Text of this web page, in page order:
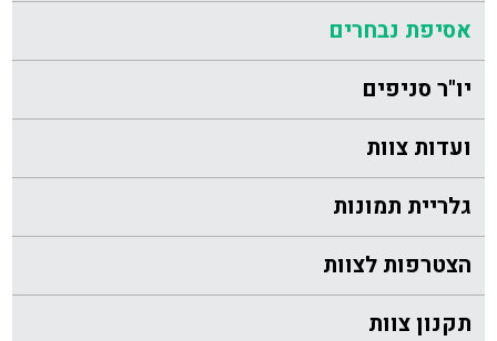
אסיפת נבחרים
יו"ר סניפים
ועדות צוות
גלריית תמונות
הצטרפות לצוות
תקנון צוות